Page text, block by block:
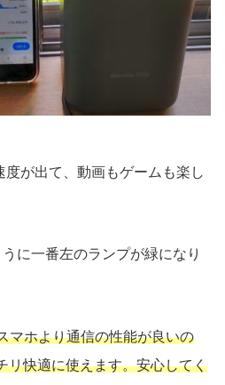
が出て、動画もゲームも楽し
に一番左のランプが緑になり
マホより通信の性能が良いの
リ快適に使えます。安心してく